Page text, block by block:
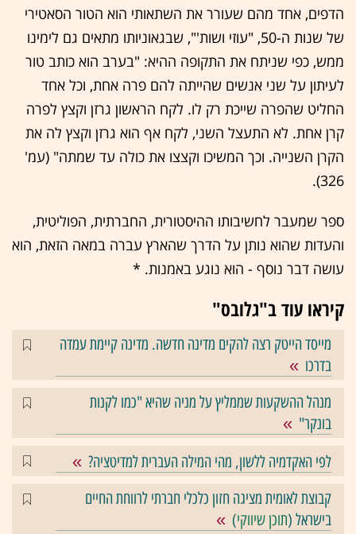
הדפים, אחד מהם שעורר את השתאותי הוא הטור הסאטירי
של שנות ה-50, "עוזי ושות'", שבגאוניותו מתאים גם לימינו
ממש, כפי שניתח את התקופה ההיא: "בערב הוא כותב טור
לעיתון על שני אנשים שהייתה להם פרה אחת, וכל אחד
החליט שהפרה שייכת רק לו. לקח הראשון גרזן וקצץ לפרה
קרן אחת. לא התעצל השני, לקח אף הוא גרזן וקצץ לה את
הקרן השנייה. וכך המשיכו וקצצו את כולה עד שמתה" (עמ'
326).
ספר שמעבר לחשיבותו ההיסטורית, החברתית, הפוליטית,
והעדות שהוא נותן על הדרך שהארץ עברה במאה הזאת, הוא
עושה דבר נוסף - הוא נוגע באמנות. *
קיראו עוד ב"גלובס"
מייסד הייטק רצה להקים מדינה חדשה. מדינה קיימת עמדה
בדרכו
מנהל ההשקעות שממליץ על מניה שהיא "כמו לקנות
בונקר"
לפי האקדמיה ללשון, מהי המילה העברית למדיטציה?
קבוצת לאומית מציגה חזון כלכלי חברתי לרווחת החיים
בישראל (תוכן שיווקי)